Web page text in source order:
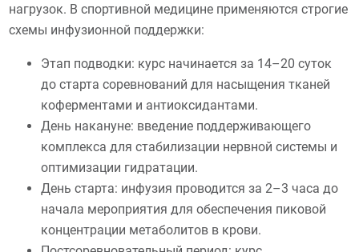
нагрузок. В спортивной медицине применяются строгие
схемы инфузионной поддержки:
Этап подводки: курс начинается за 14–20 суток
до старта соревнований для насыщения тканей
коферментами и антиоксидантами.
День накануне: введение поддерживающего
комплекса для стабилизации нервной системы и
оптимизации гидратации.
День старта: инфузия проводится за 2–3 часа до
начала мероприятия для обеспечения пиковой
концентрации метаболитов в крови.